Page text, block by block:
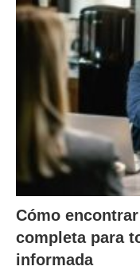
Cómo
completa para
informada